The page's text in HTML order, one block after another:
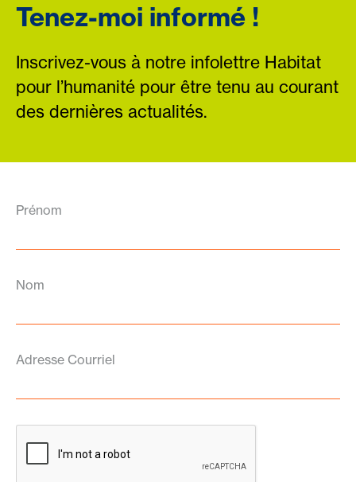
Tenez-moi informé !
Inscrivez-vous à notre infolettre Habitat
pour l’humanité pour être tenu au courant
des dernières actualités.
Prénom
Nom
Adresse Courriel